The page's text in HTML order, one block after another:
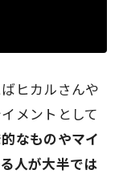
ヒカルさんや
メントとして
なものやマイ
人が大半では